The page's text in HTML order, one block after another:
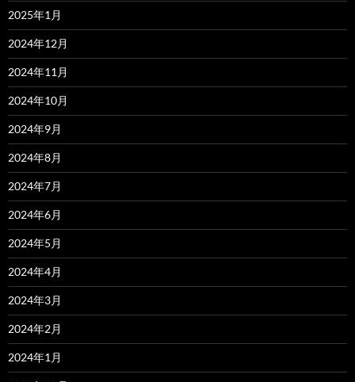
2025年1月
2024年12月
2024年11月
2024年10月
2024年9月
2024年8月
2024年7月
2024年6月
2024年5月
2024年4月
2024年3月
2024年2月
2024年1月